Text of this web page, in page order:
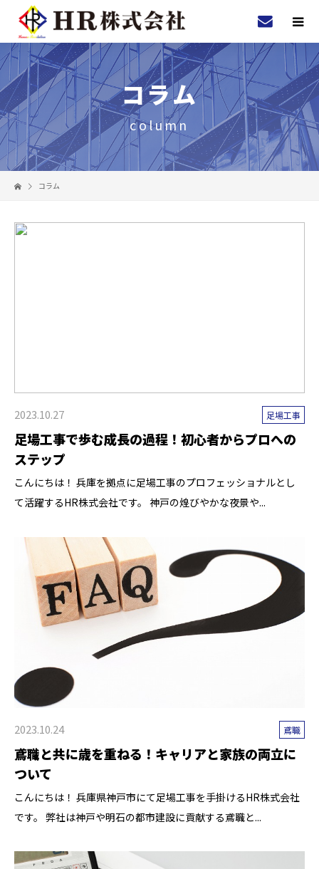
コラム
column
コラム
2023.10.27 足場工事
足場工事で歩む成長の過程！初心者からプロへの
ステップ
こんにちは！ 兵庫を拠点に足場工事のプロフェッショナルとし
て活躍するHR株式会社です。 神戸の煌びやかな夜景や...
2023.10.24 鳶職
鳶職と共に歳を重ねる！キャリアと家族の両立に
ついて
こんにちは！ 兵庫県神戸市にて足場工事を手掛けるHR株式会社
です。 弊社は神戸や明石の都市建設に貢献する鳶職と...